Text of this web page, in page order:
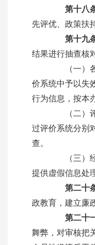
第十八
先评优、政策扶
第十九
结果进行抽查核
（一）各
价系统中予以失
行为信息，按本
（二）评
过评价系统分别
查。
（三）经
提供虚假信息处
第二十
政教育，建立廉
第二十
舞弊，对审核把